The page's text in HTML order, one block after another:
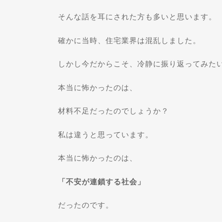
そんな話を耳にされた方も多いと思います。
確かに当時、住宅業界は混乱しました。
しかし今だからこそ、冷静に振り返ってみた
本当に怖かったのは、
材料不足だったのでしょうか？
私は違うと思っています。
本当に怖かったのは、
「不安が連鎖する社会」
だったのです。